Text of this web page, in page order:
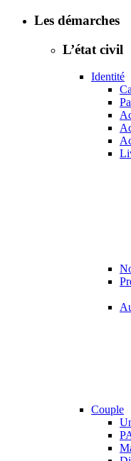
Les démarches
L’état civil
Identité
Couple